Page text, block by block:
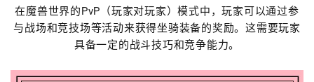
在魔兽世界的PvP（玩家对玩家）模式中，玩家可以通过参
与战场和竞技场等活动来获得坐骑装备的奖励。这需要玩家
具备一定的战斗技巧和竞争能力。